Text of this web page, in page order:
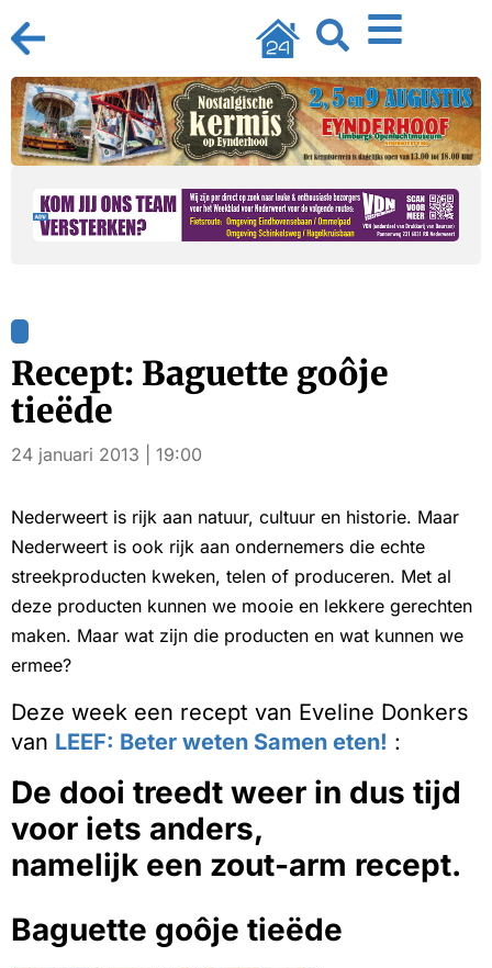
Recept: Baguette goôje
tieëde
24 januari 2013 | 19:00
Nederweert is rijk aan natuur, cultuur en historie. Maar
Nederweert is ook rijk aan ondernemers die echte
streekproducten kweken, telen of produceren. Met al
deze producten kunnen we mooie en lekkere gerechten
maken. Maar wat zijn die producten en wat kunnen we
ermee?
Deze week een recept van Eveline Donkers
van LEEF: Beter weten Samen eten! :
De dooi treedt weer in dus tijd
voor iets anders,
namelijk een zout-arm recept.
Baguette goôje tieëde